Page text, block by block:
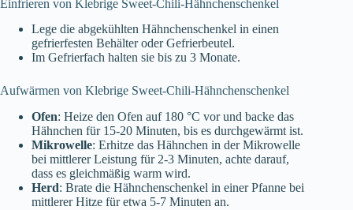
Einfrieren von Klebrige Sweet-Chili-Hähnchenschenkel
Lege die abgekühlten Hähnchenschenkel in einen
gefrierfesten Behälter oder Gefrierbeutel.
Im Gefrierfach halten sie bis zu 3 Monate.
Aufwärmen von Klebrige Sweet-Chili-Hähnchenschenkel
Ofen: Heize den Ofen auf 180 °C vor und backe das
Hähnchen für 15-20 Minuten, bis es durchgewärmt ist.
Mikrowelle: Erhitze das Hähnchen in der Mikrowelle
bei mittlerer Leistung für 2-3 Minuten, achte darauf,
dass es gleichmäßig warm wird.
Herd: Brate die Hähnchenschenkel in einer Pfanne bei
mittlerer Hitze für etwa 5-7 Minuten an.